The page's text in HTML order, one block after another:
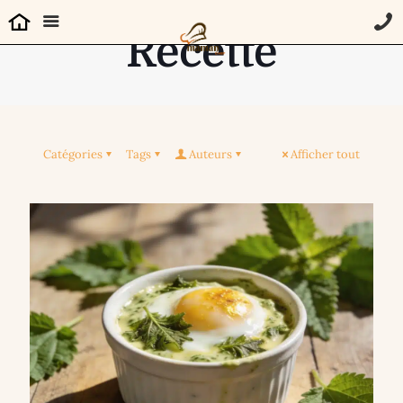
Recette
Catégories Tags Auteurs Afficher tout